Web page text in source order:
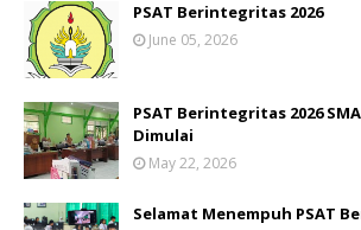
PSAT Berintegritas 2026
June 05, 2026
PSAT Berintegritas 2026
Dimulai
May 22, 2026
Selamat Menempuh PSAT